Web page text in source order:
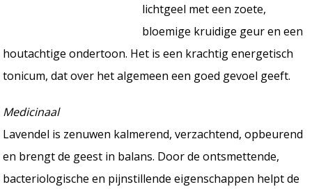
lichtgeel met een zoete,
bloemige kruidige geur en een
houtachtige ondertoon. Het is een krachtig energetisch
tonicum, dat over het algemeen een goed gevoel geeft.
Medicinaal
Lavendel is zenuwen kalmerend, verzachtend, opbeurend
en brengt de geest in balans. Door de ontsmettende,
bacteriologische en pijnstillende eigenschappen helpt de